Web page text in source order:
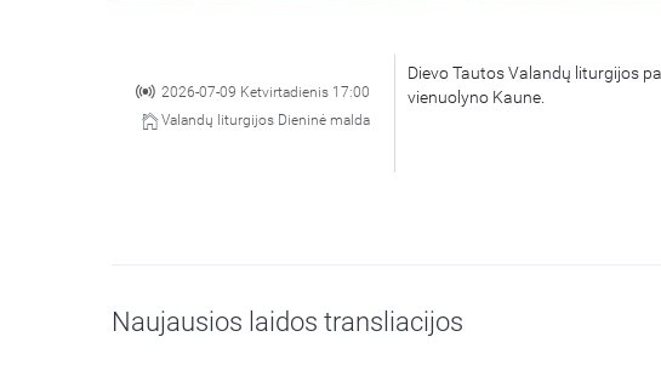
2026-07-09 Ketvirtadienis 17:00
Valandų liturgijos Dieninė malda
Dievo Tautos Valandų liturgijos
vienuolyno Kaune.
Naujausios laidos transliacijos